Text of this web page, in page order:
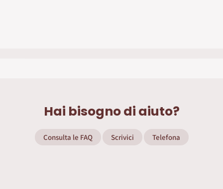
Hai bisogno di aiuto?
Consulta le FAQ Scrivici Telefona